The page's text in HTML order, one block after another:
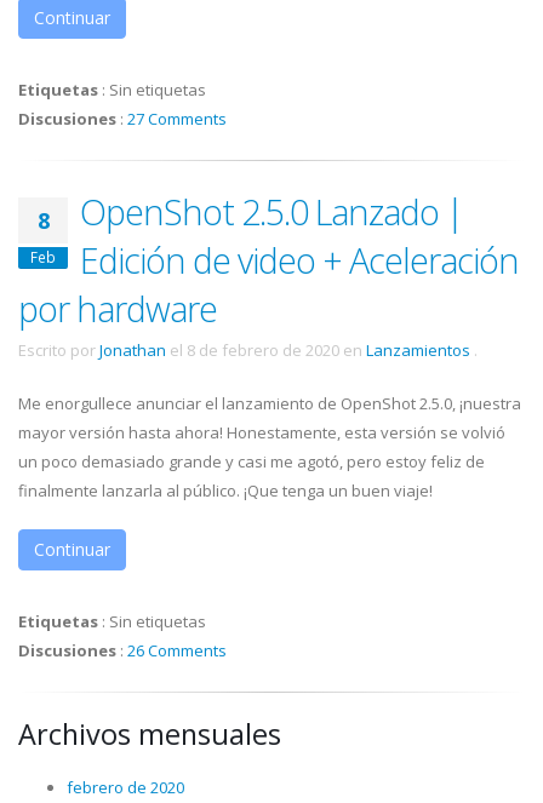
Continuar
Etiquetas : Sin etiquetas
Discusiones : 27 Comments
8
Feb
OpenShot 2.5.0 Lanzado |
Edición de video + Aceleración
por hardware
Escrito porJonathan el 8 de febrero de 2020 en Lanzamientos .
Me enorgullece anunciar el lanzamiento de OpenShot 2.5.0, ¡nuestra
mayor versión hasta ahora! Honestamente, esta versión se volvió
un poco demasiado grande y casi me agotó, pero estoy feliz de
finalmente lanzarla al público. ¡Que tenga un buen viaje!
Continuar
Etiquetas : Sin etiquetas
Discusiones : 26 Comments
Archivos mensuales
febrero de 2020